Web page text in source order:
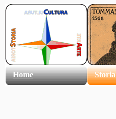
Home Storia